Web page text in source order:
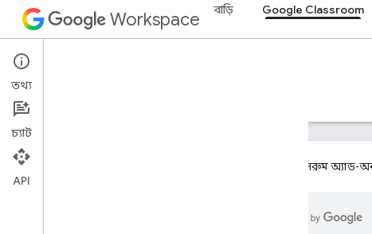
Workspace বাড়ি Google Classroom
Google Classroom
ওভারভিউ
গুগল ক্লাসরুম অ্যাড-
তথ্য
চ্যাট
API